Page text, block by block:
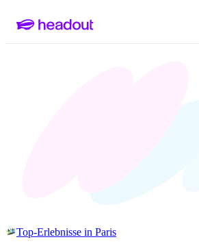
Top-Erlebnisse in Paris